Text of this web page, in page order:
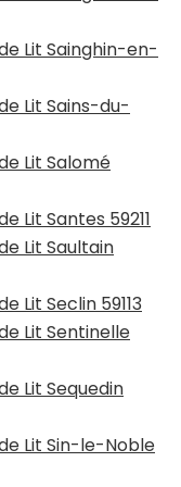
Lit Sainghin-en-
Lit Sains-du-
Lit Salomé
Lit Santes 59211
Lit Saultain
Lit Seclin 59113
Lit Sentinelle
Lit Sequedin
Lit Sin-le-Noble